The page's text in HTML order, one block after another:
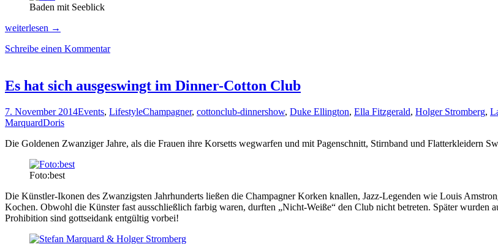
Baden mit Seeblick
Yacht-
de
Hotel
Palafitte
weiterlesen →
Schreibe einen Kommentar
Es hat sich ausgeswingt im Dinner-Cotton Club
7. November 2014Events, LifestyleChampagner, cottonclub-dinnershow, Duke Ellington, Ella Fitzgerald, Holger Stromberg,
MarquardDoris
Die Goldenen Zwanziger Jahre, als die Frauen ihre Korsetts wegwarfen und mit Pagenschnitt, Stirnband und Flatterkleidern
Foto:best
Die Künstler-Ikonen des Zwanzigsten Jahrhunderts ließen die Champagner Korken knallen, Jazz-Legenden wie Louis
Kochen. Obwohl die Künster fast ausschließlich farbig waren, durften „Nicht-Weiße“ den Club nicht betreten. Später
Prohibition sind gottseidank entgültig vorbei!